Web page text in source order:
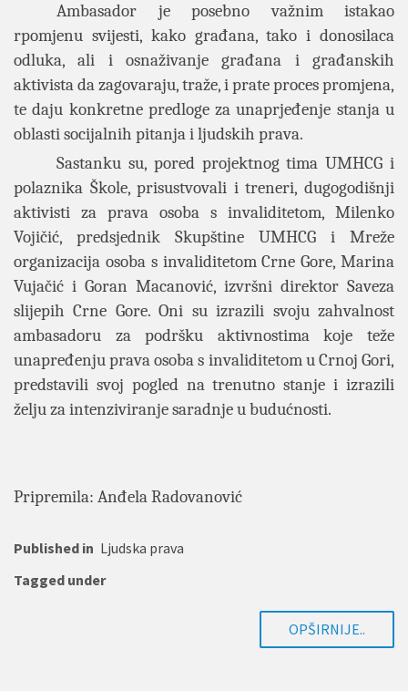
Ambasador je posebno važnim istakao
rpomjenu svijesti, kako građana, tako i donosilaca
odluka, ali i osnaživanje građana i građanskih
aktivista da zagovaraju, traže, i prate proces promjena,
te daju konkretne predloge za unaprjeđenje stanja u
oblasti socijalnih pitanja i ljudskih prava.
Sastanku su, pored projektnog tima UMHCG i
polaznika Škole, prisustvovali i treneri, dugogodišnji
aktivisti za prava osoba s invaliditetom, Milenko
Vojičić, predsjednik Skupštine UMHCG i Mreže
organizacija osoba s invaliditetom Crne Gore, Marina
Vujačić i Goran Macanović, izvršni direktor Saveza
slijepih Crne Gore. Oni su izrazili svoju zahvalnost
ambasadoru za podršku aktivnostima koje teže
unapređenju prava osoba s invaliditetom u Crnoj Gori,
predstavili svoj pogled na trenutno stanje i izrazili
želju za intenziviranje saradnje u budućnosti.
Pripremila: Anđela Radovanović
Published in Ljudska prava
Tagged under
OPŠIRNIJE..